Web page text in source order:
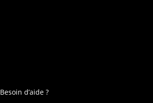
Besoin d’aide ?